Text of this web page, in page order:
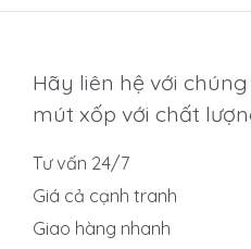
Hãy liên hệ với
mút xốp với chất
Tư vấn 24/7
Giá cả cạnh tranh
Giao hàng nhanh